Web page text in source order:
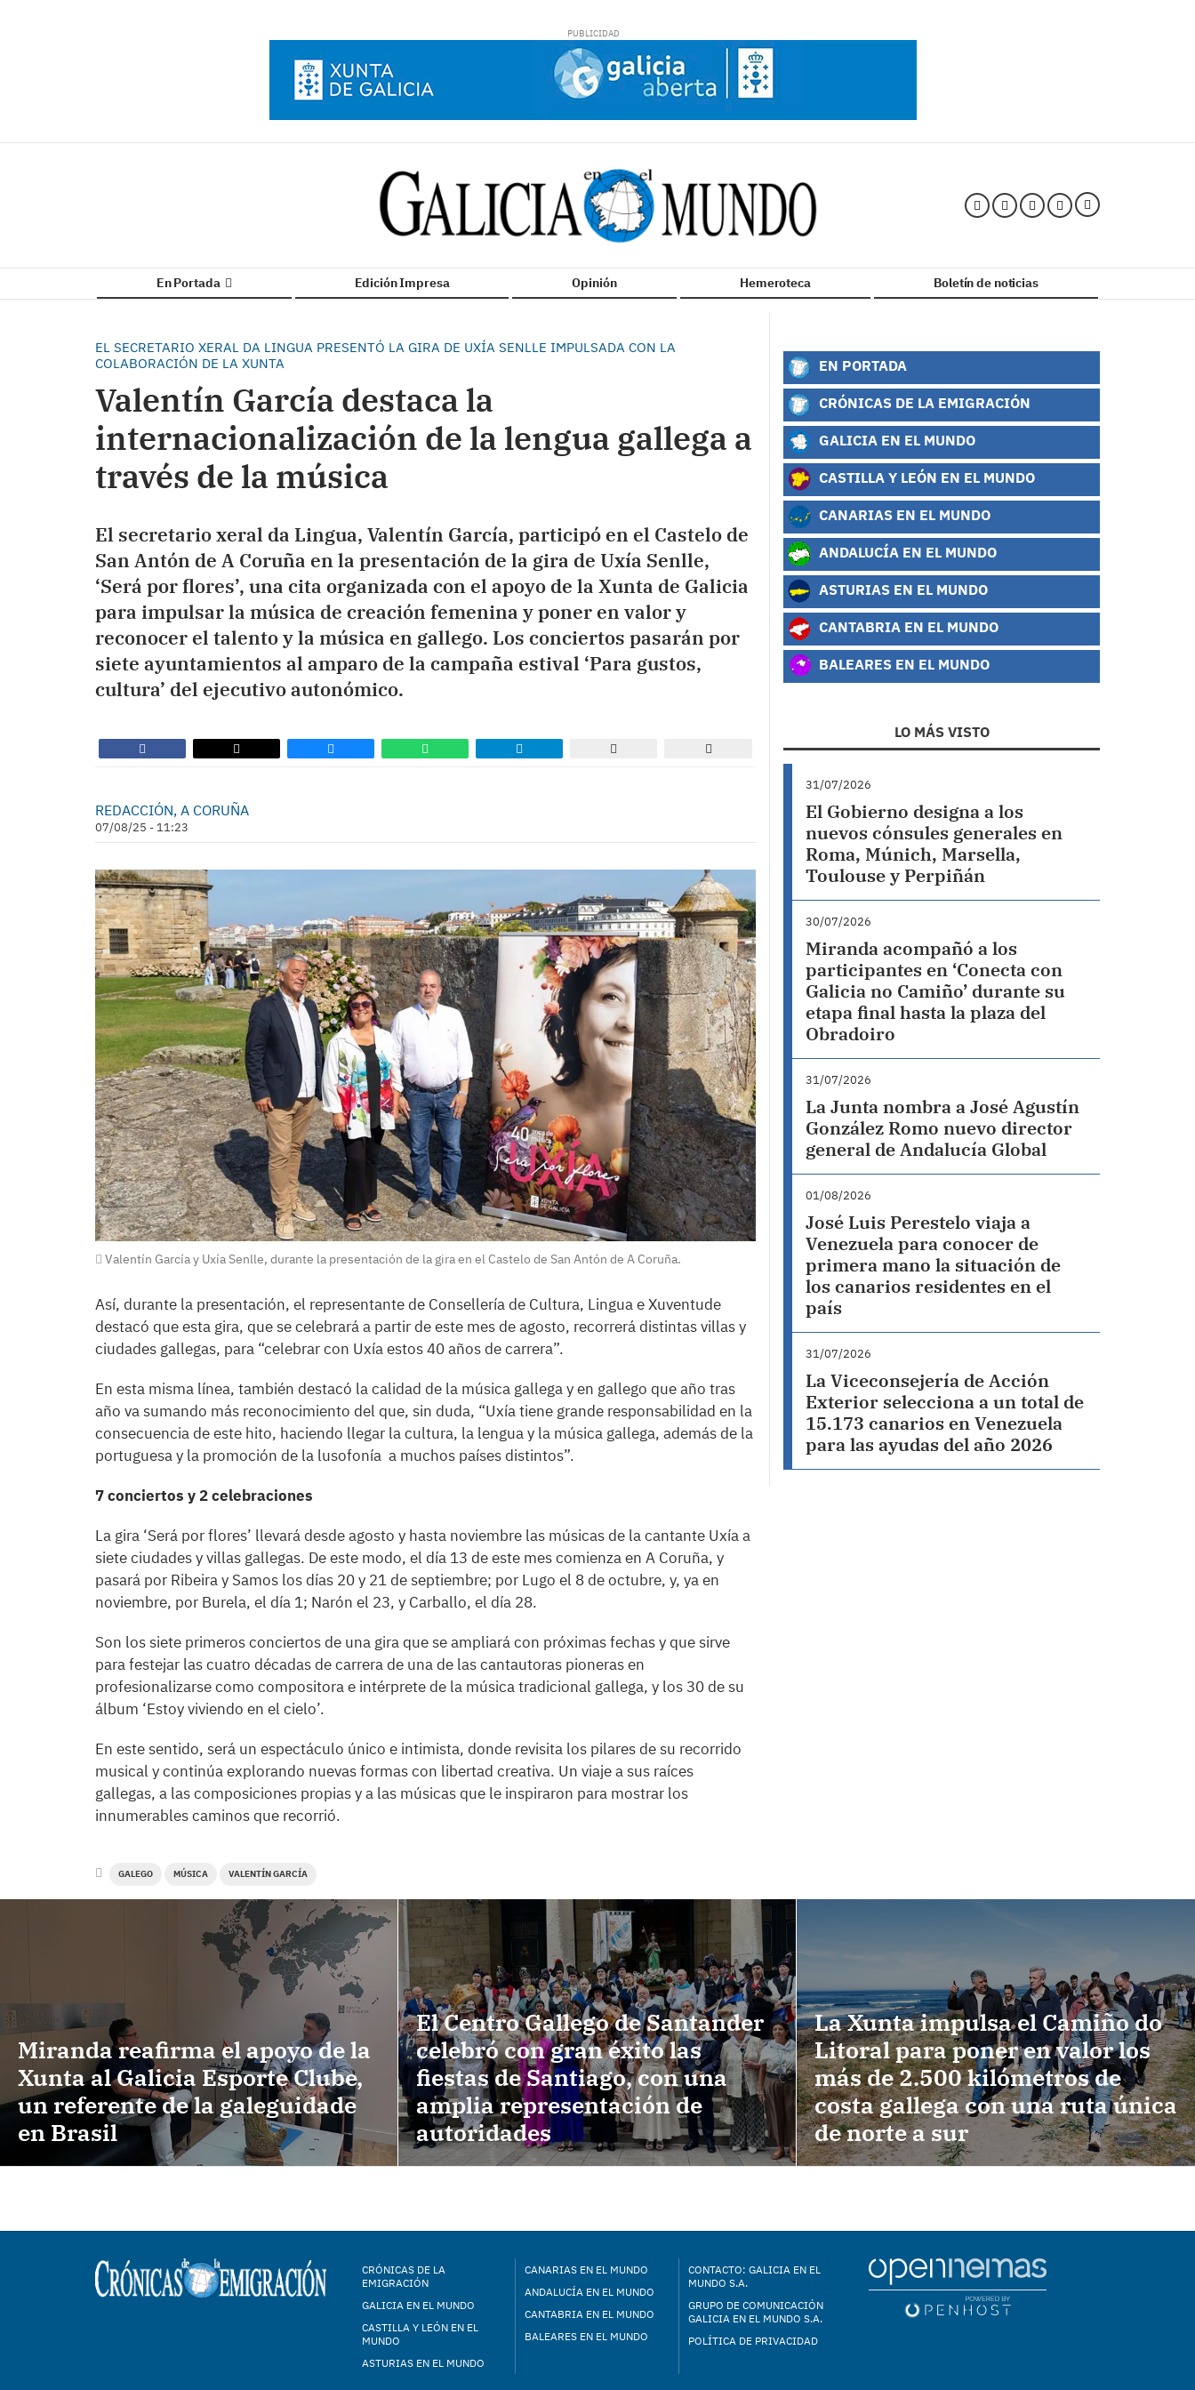
En Portada Edición Impresa Opinión Hemeroteca Boletín de noticias
EL SECRETARIO XERAL DA LINGUA PRESENTÓ LA GIRA DE UXÍA SENLLE IMPULSADA CON LA
COLABORACIÓN DE LA XUNTA
Valentín García destaca la
internacionalización de la lengua gallega a
través de la música
El secretario xeral da Lingua, Valentín García, participó en el Castelo de
San Antón de A Coruña en la presentación de la gira de Uxía Senlle,
‘Será por flores’, una cita organizada con el apoyo de la Xunta de Galicia
para impulsar la música de creación femenina y poner en valor y
reconocer el talento y la música en gallego. Los conciertos pasarán por
siete ayuntamientos al amparo de la campaña estival ‘Para gustos,
cultura’ del ejecutivo autonómico.
REDACCIÓN, A CORUÑA
07/08/25 - 11:23
Valentín García y Uxía Senlle, durante la presentación de la gira en el Castelo de San Antón de A Coruña.
Así, durante la presentación, el representante de Consellería de Cultura, Lingua e Xuventude
destacó que esta gira, que se celebrará a partir de este mes de agosto, recorrerá distintas villas y
ciudades gallegas, para “celebrar con Uxía estos 40 años de carrera”.
En esta misma línea, también destacó la calidad de la música gallega y en gallego que año tras
año va sumando más reconocimiento del que, sin duda, “Uxía tiene grande responsabilidad en la
consecuencia de este hito, haciendo llegar la cultura, la lengua y la música gallega, además de la
portuguesa y la promoción de la lusofonía a muchos países distintos”.
7 conciertos y 2 celebraciones
La gira ‘Será por flores’ llevará desde agosto y hasta noviembre las músicas de la cantante Uxía a
siete ciudades y villas gallegas. De este modo, el día 13 de este mes comienza en A Coruña, y
pasará por Ribeira y Samos los días 20 y 21 de septiembre; por Lugo el 8 de octubre, y, ya en
noviembre, por Burela, el día 1; Narón el 23, y Carballo, el día 28.
Son los siete primeros conciertos de una gira que se ampliará con próximas fechas y que sirve
para festejar las cuatro décadas de carrera de una de las cantautoras pioneras en
profesionalizarse como compositora e intérprete de la música tradicional gallega, y los 30 de su
álbum ‘Estoy viviendo en el cielo’.
En este sentido, será un espectáculo único e intimista, donde revisita los pilares de su recorrido
musical y continúa explorando nuevas formas con libertad creativa. Un viaje a sus raíces
gallegas, a las composiciones propias y a las músicas que le inspiraron para mostrar los
innumerables caminos que recorrió.
GALEGO MÚSICA VALENTÍN GARCÍA
EN PORTADA
CRÓNICAS DE LA EMIGRACIÓN
GALICIA EN EL MUNDO
CASTILLA Y LEÓN EN EL MUNDO
CANARIAS EN EL MUNDO
ANDALUCÍA EN EL MUNDO
ASTURIAS EN EL MUNDO
CANTABRIA EN EL MUNDO
BALEARES EN EL MUNDO
LO MÁS VISTO
31/07/2026
El Gobierno designa a los
nuevos cónsules generales en
Roma, Múnich, Marsella,
Toulouse y Perpiñán
30/07/2026
Miranda acompañó a los
participantes en ‘Conecta con
Galicia no Camiño’ durante su
etapa final hasta la plaza del
Obradoiro
31/07/2026
La Junta nombra a José Agustín
González Romo nuevo director
general de Andalucía Global
01/08/2026
José Luis Perestelo viaja a
Venezuela para conocer de
primera mano la situación de
los canarios residentes en el
país
31/07/2026
La Viceconsejería de Acción
Exterior selecciona a un total de
15.173 canarios en Venezuela
para las ayudas del año 2026
Miranda reafirma el apoyo de la
Xunta al Galicia Esporte Clube,
un referente de la galeguidade
en Brasil
El Centro Gallego de Santander
celebró con gran éxito las
fiestas de Santiago, con una
amplia representación de
autoridades
La Xunta impulsa el Camiño do
Litoral para poner en valor los
más de 2.500 kilómetros de
costa gallega con una ruta única
de norte a sur
CRÓNICAS DE LA
EMIGRACIÓN
GALICIA EN EL MUNDO
CASTILLA Y LEÓN EN EL
MUNDO
ASTURIAS EN EL MUNDO
CANARIAS EN EL MUNDO
ANDALUCÍA EN EL MUNDO
CANTABRIA EN EL MUNDO
BALEARES EN EL MUNDO
CONTACTO: GALICIA EN EL
MUNDO S.A.
GRUPO DE COMUNICACIÓN
GALICIA EN EL MUNDO S.A.
POLÍTICA DE PRIVACIDAD